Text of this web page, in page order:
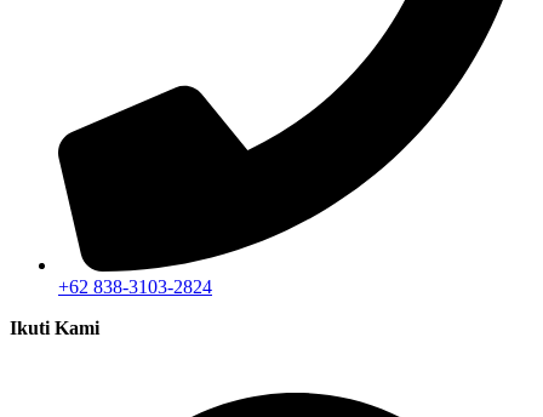
+62 838-3103-2824
Ikuti Kami